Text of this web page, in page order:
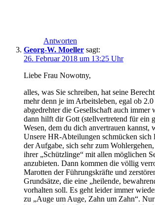
Antworten
Georg-W. Moeller sagt:
26. Februar 2018 um 13:25 Uhr
Liebe Frau Nowotny,
alles, was Sie schreiben, hat seine
mehr denn je im Arbeitsleben, egal ob
abgedrehter die Gesellschaft auch immer
dann hilft dir Gott (stellvertretend für ein
Wesen, dem du dich anvertrauen kannst,
Unsere HR-Abteilungen schmücken sich
der Aufgabe, sich sehr zum
ihrer „Schützlinge“ mit allen möglichen
anzubieten. Dann kommen die völlig
Marotten der Führungskräfte und
Grundsätze, die eine „heilende,
vorhalten soll. Es geht leider immer
zu „Auge um Auge, Zahn um Zahn“.